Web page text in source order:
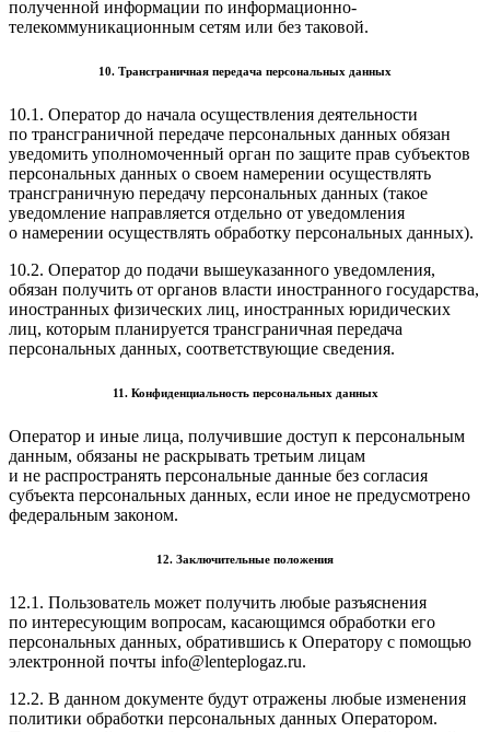
полученной информации по информационно-
телекоммуникационным сетям или без таковой.
10. Трансграничная передача персональных данных
10.1. Оператор до начала осуществления деятельности
по трансграничной передаче персональных данных обязан
уведомить уполномоченный орган по защите прав субъектов
персональных данных о своем намерении осуществлять
трансграничную передачу персональных данных (такое
уведомление направляется отдельно от уведомления
о намерении осуществлять обработку персональных данных).
10.2. Оператор до подачи вышеуказанного уведомления,
обязан получить от органов власти иностранного государства,
иностранных физических лиц, иностранных юридических
лиц, которым планируется трансграничная передача
персональных данных, соответствующие сведения.
11. Конфиденциальность персональных данных
Оператор и иные лица, получившие доступ к персональным
данным, обязаны не раскрывать третьим лицам
и не распространять персональные данные без согласия
субъекта персональных данных, если иное не предусмотрено
федеральным законом.
12. Заключительные положения
12.1. Пользователь может получить любые разъяснения
по интересующим вопросам, касающимся обработки его
персональных данных, обратившись к Оператору с помощью
электронной почты info@lenteplogaz.ru.
12.2. В данном документе будут отражены любые изменения
политики обработки персональных данных Оператором.